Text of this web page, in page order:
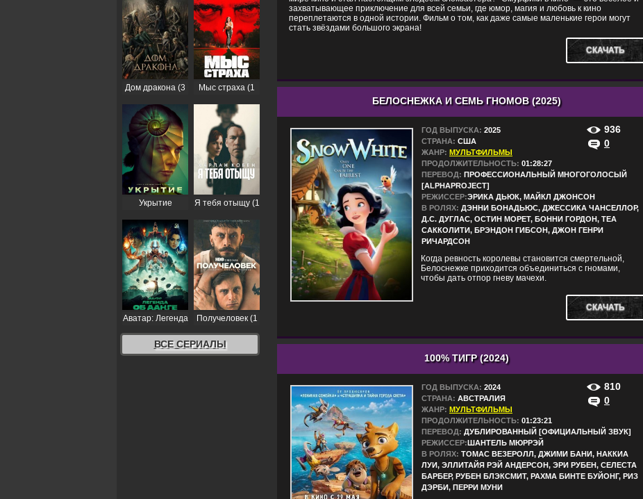
Дом дракона (3
Мыс страха (1
Укрытие
сезон)
Я тебя отыщу (1
Аватар: Легенда
об Аанге (2
сезон)
Получеловек (1
сезон)
ВСЕ СЕРИАЛЫ
захватывающее приключение для всей семьи, где юмор, магия и любовь к кино
переплетаются в одной истории. Фильм о том, как даже самые маленькие герои могут
стать звёздами большого экрана!
СКАЧАТЬ
БЕЛОСНЕЖКА И СЕМЬ ГНОМОВ (2025)
936
0
ГОД ВЫПУСКА: 2025
СТРАНА: США
ЖАНР: МУЛЬТФИЛЬМЫ
ПРОДОЛЖИТЕЛЬНОСТЬ: 01:28:27
ПЕРЕВОД: ПРОФЕССИОНАЛЬНЫЙ МНОГОГОЛОСЫЙ
[ALPHAPROJECT]
РЕЖИССЕР:ЭРИКА ДЬЮК, МАЙКЛ ДЖОНСОН
В РОЛЯХ: ДЭННИ БОНАДЬЮС, ДЖЕССИКА ЧАНСЕЛЛОР,
Д.С. ДУГЛАС, ОСТИН МОРЕТ, БОННИ ГОРДОН, ТЕА
САККОЛИТИ, БРЭНДОН ГИБСОН, ДЖОН ГЕНРИ
РИЧАРДСОН
Когда ревность королевы становится смертельной,
Белоснежке приходится объединиться с гномами,
чтобы дать отпор гневу мачехи.
СКАЧАТЬ
100% ТИГР (2024)
810
0
ГОД ВЫПУСКА: 2024
СТРАНА: АВСТРАЛИЯ
ЖАНР: МУЛЬТФИЛЬМЫ
ПРОДОЛЖИТЕЛЬНОСТЬ: 01:23:21
ПЕРЕВОД: ДУБЛИРОВАННЫЙ [ОФИЦИАЛЬНЫЙ ЗВУК]
РЕЖИССЕР:ШАНТЕЛЬ МЮРРЭЙ
В РОЛЯХ: ТОМАС ВЕЗЕРОЛЛ, ДЖИМИ БАНИ, НАККИА
ЛУИ, ЭЛЛИТАЙЯ РЭЙ АНДЕРСОН, ЭРИ РУБЕН, СЕЛЕСТА
БАРБЕР, РУБЕН БЛЭКСМИТ, РАХМА БИНТЕ БУЙОНГ, РИЗ
ДЭРБИ, ПЕРРИ МУНИ